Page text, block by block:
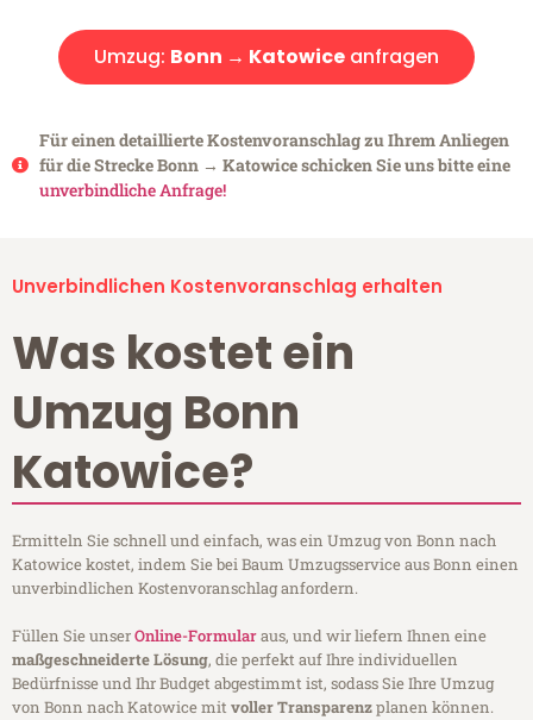
Umzug: Bonn → Katowice anfragen
Für einen detaillierte Kostenvoranschlag zu Ihrem Anliegen
für die Strecke Bonn → Katowice schicken Sie uns bitte eine
unverbindliche Anfrage!
Unverbindlichen Kostenvoranschlag erhalten
Was kostet ein
Umzug Bonn
Katowice?
Ermitteln Sie schnell und einfach, was ein Umzug von Bonn nach
Katowice kostet, indem Sie bei Baum Umzugsservice aus Bonn einen
unverbindlichen Kostenvoranschlag anfordern.
Füllen Sie unserOnline-Formularaus, und wir liefern Ihnen eine
maßgeschneiderte Lösung, die perfekt auf Ihre individuellen
Bedürfnisse und Ihr Budget abgestimmt ist, sodass Sie Ihre Umzug
von Bonn nach Katowice mitvoller Transparenzplanen können.